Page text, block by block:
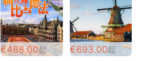
€488.00起 €693.00起